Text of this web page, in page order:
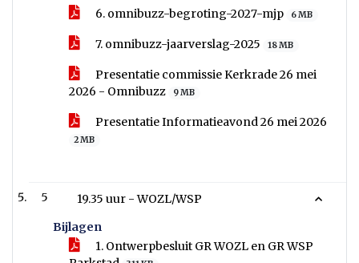
6. omnibuzz-begroting-2027-mjp 6 MB
7. omnibuzz-jaarverslag-2025 18 MB
Presentatie commissie Kerkrade 26 mei
2026 - Omnibuzz
9 MB
Presentatie Informatieavond 26 mei 2026
2 MB
5
19.35 uur - WOZL/WSP
Bijlagen
1. Ontwerpbesluit GR WOZL en GR WSP